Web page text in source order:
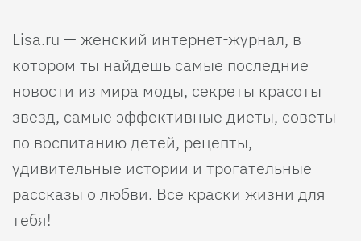
Lisa.ru — женский интернет-журнал, в
котором ты найдешь самые последние
новости из мира моды, секреты красоты
звезд, самые эффективные диеты, советы
по воспитанию детей, рецепты,
удивительные истории и трогательные
рассказы о любви. Все краски жизни для
тебя!